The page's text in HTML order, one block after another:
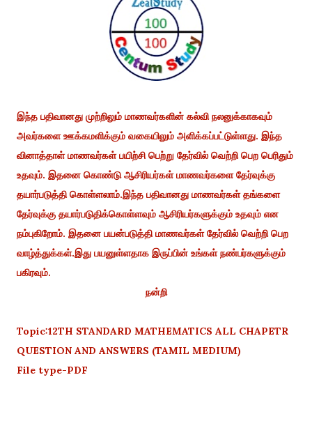
இந்த பதிவானது முற்றிலும் மாணவர்களின் கல்வி நலனுக்காகவும்
அவர்களை ஊக்கமளிக்கும் வகையிலும் அளிக்கப்பட்டுள்ளது. இந்த
வினாத்தாள் மாணவர்கள் பயிற்சி பெற்று தேர்வில் வெற்றி பெற பெரிதும்
உதவும். இதனை கொண்டு ஆசிரியர்கள் மாணவர்களை தேர்வுக்கு
தயார்படுத்தி கொள்ளலாம்.இந்த பதிவானது மாணவர்கள் தங்களை
தேர்வுக்கு தயார்படுதிக்கொள்ளவும் ஆசிரியர்களுக்கும் உதவும் என
நம்புகிறோம். இதனை பயன்படுத்தி மாணவர்கள் தேர்வில் வெற்றி பெற
வாழ்த்துக்கள்.இது பயனுள்ளதாக இருப்பின் உங்கள் நண்பர்களுக்கும்
பகிரவும்.
நன்றி
Topic:12TH STANDARD MATHEMATICS ALL CHAPETR
QUESTION AND ANSWERS (TAMIL MEDIUM)
File type-PDF